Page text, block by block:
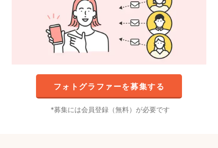
フォトグラファーを募集する
募集には会員登録（無料）が必要です